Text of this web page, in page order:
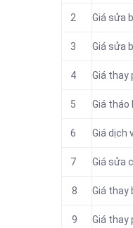
2 Giá sửa
3 Giá sửa
4 Giá thay
5 Giá tháo
6 Giá dịch
7 Giá sửa
8 Giá thay
9 Giá thay